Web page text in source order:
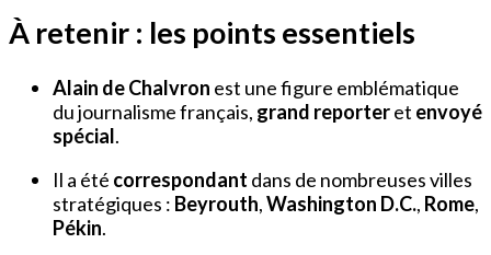
À retenir : les points essentiels
Alain de Chalvron est une figure emblématique
du journalisme français, grand reporteret envoyé
spécial.
Il a été correspondant dans de nombreuses villes
stratégiques : Beyrouth,Washington D.C., Rome,
Pékin.